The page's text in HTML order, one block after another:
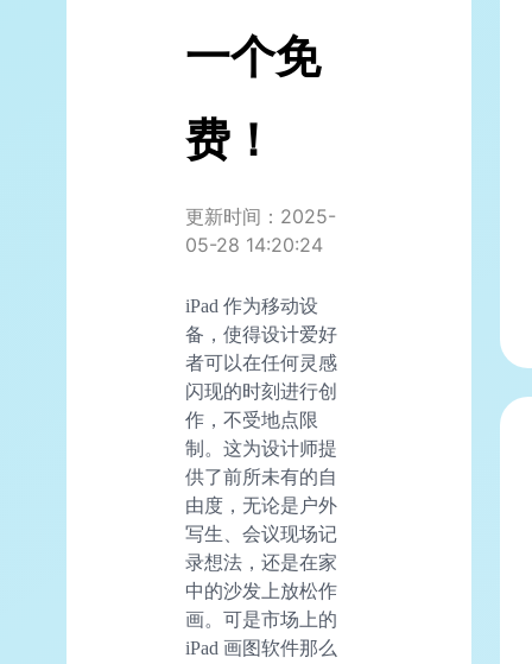
一个免
费！
更新时间：2025-
05-28 14:20:24
iPad 作为移动设
备，使得设计爱好
者可以在任何灵感
闪现的时刻进行创
作，不受地点限
制。这为设计师提
供了前所未有的自
由度，无论是户外
写生、会议现场记
录想法，还是在家
中的沙发上放松作
画。可是市场上的
iPad 画图软件那么